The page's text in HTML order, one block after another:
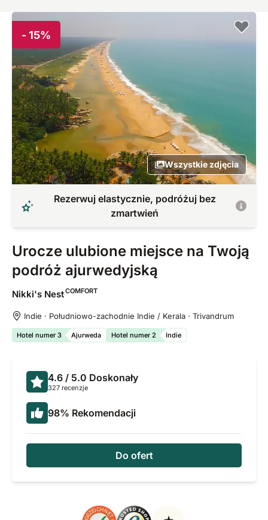
- 15%
Wszystkie zdjęcia
Rezerwuj elastycznie, podróżuj bez
zmartwień
Urocze ulubione miejsce na Twoją
podróż ajurwedyjską
Nikki's NestCOMFORT
Indie · Południowo-zachodnie Indie / Kerala · Trivandrum
Hotel numer 3 Ajurweda Hotel numer 2 Indie
4.6 / 5.0 Doskonały
327 recenzje
98% Rekomendacji
Do ofert